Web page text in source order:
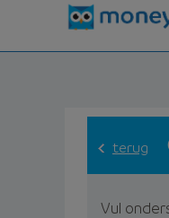
terug
Vul